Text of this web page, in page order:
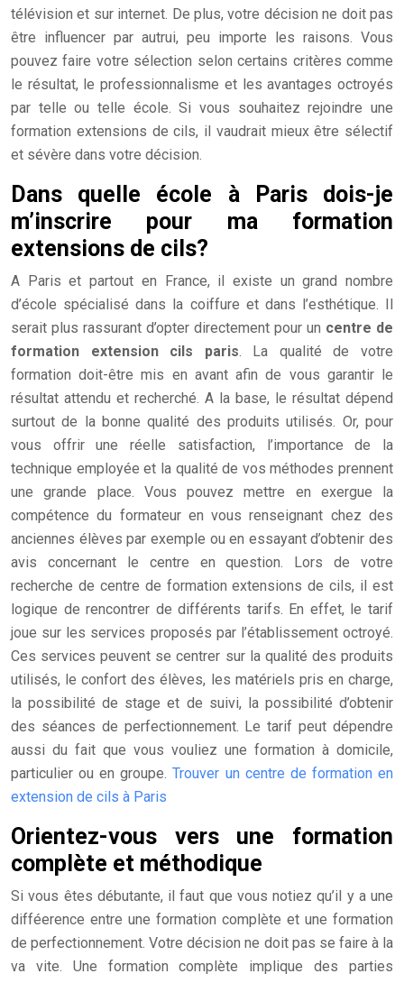
télévision et sur internet. De plus, votre décision ne doit pas
être influencer par autrui, peu importe les raisons. Vous
pouvez faire votre sélection selon certains critères comme
le résultat, le professionnalisme et les avantages octroyés
par telle ou telle école.Si vous souhaitez rejoindre une
formation extensions de cils, il vaudrait mieux être sélectif
et sévère dans votre décision.
Dans quelle école à Paris dois-je
m’inscrire pour ma formation
extensions de cils?
A Paris et partout en France, il existe un grand nombre
d’école spécialisé dans la coiffure et dans l’esthétique. Il
serait plus rassurant d’opter directement pour un centre de
formation extension cils paris. La qualité de votre
formation doit-être mis en avant afin de vous garantir le
résultat attendu et recherché. A la base, le résultat dépend
surtout de la bonne qualité des produits utilisés. Or, pour
vous offrir une réelle satisfaction, l’importance de la
technique employée et la qualité de vos méthodes prennent
une grande place. Vous pouvez mettre en exergue la
compétence du formateur en vous renseignant chez des
anciennes élèves par exemple ou en essayant d’obtenir des
avis concernant le centre en question. Lors de votre
recherche de centre de formation extensions de cils, il est
logique de rencontrer de différents tarifs. En effet, le tarif
joue sur les services proposés par l’établissement octroyé.
Ces services peuvent se centrer sur la qualité des produits
utilisés, le confort des élèves, les matériels pris en charge,
la possibilité de stage et de suivi, la possibilité d’obtenir
des séances de perfectionnement. Le tarif peut dépendre
aussi du fait que vous vouliez une formation à domicile,
particulier ou en groupe.Trouver un centre de formation en
extension de cils à Paris
Orientez-vous vers une formation
complète et méthodique
Si vous êtes débutante, il faut que vous notiez qu’il y a une
difféerence entre une formation complète et une formation
de perfectionnement. Votre décision ne doit pas se faire à la
va vite. Une formation complète implique des parties